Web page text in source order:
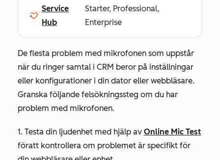
Service
Hub
Starter, Professional,
Enterprise
De flesta problem med mikrofonen som uppstår
när du ringer samtal i CRM beror på inställningar
eller konfigurationer i din dator eller webbläsare.
Granska följande felsökningssteg om du har
problem med mikrofonen.
1. Testa din ljudenhet med hjälp av Online Mic Test
föratt kontrollera om problemet är specifikt för